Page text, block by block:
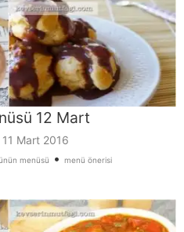
12 Mart
11 Mart 2016
menüsü • menü önerisi